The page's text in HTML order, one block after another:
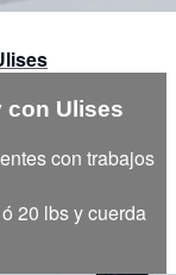
con Ulises
con trabajos
20 lbs y cuerda